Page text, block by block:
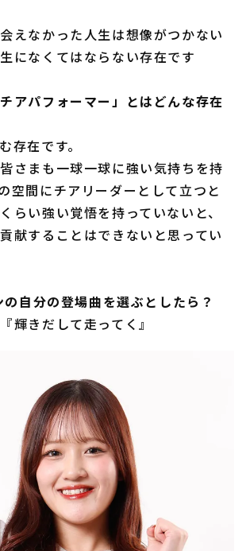
えなかった人生は想像がつかない
になくてはならない存在です
アパフォーマー」とはどんな存在
存在です。
さまも一球一球に強い気持ちを持
空間にチアリーダーとして立つと
らい強い覚悟を持っていないと、
献することはできないと思ってい
自分の登場曲を選ぶとしたら？
輝きだして走ってく』